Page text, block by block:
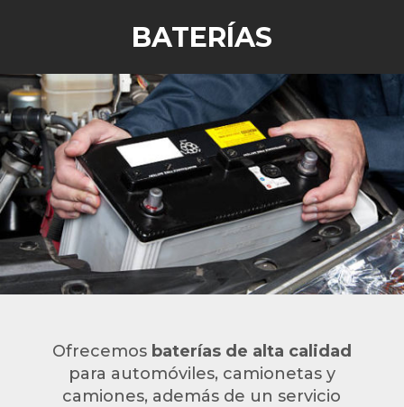
BATERÍAS
Ofrecemosbaterías de alta calidad
para automóviles, camionetas y
camiones, además de un servicio